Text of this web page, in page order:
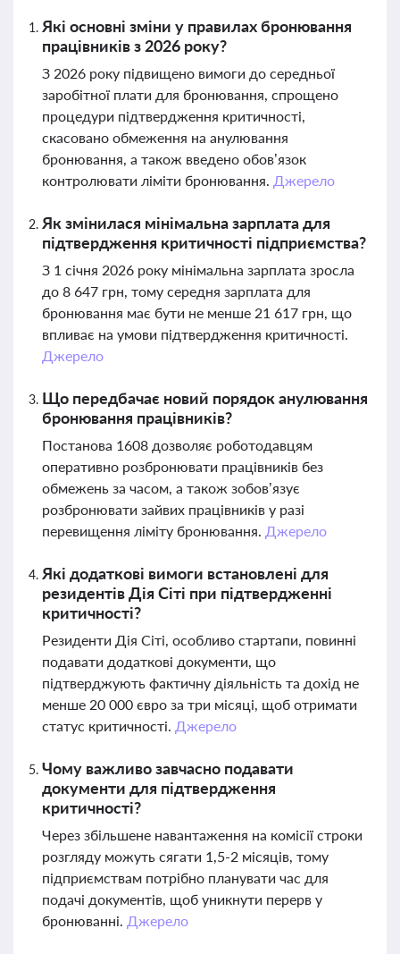
Які основні зміни у правилах бронювання
працівників з 2026 року?
З 2026 року підвищено вимоги до середньої
заробітної плати для бронювання, спрощено
процедури підтвердження критичності,
скасовано обмеження на анулювання
бронювання, а також введено обов’язок
контролювати ліміти бронювання. Джерело
Як змінилася мінімальна зарплата для
підтвердження критичності підприємства?
З 1 січня 2026 року мінімальна зарплата зросла
до 8 647 грн, тому середня зарплата для
бронювання має бути не менше 21 617 грн, що
впливає на умови підтвердження критичності.
Джерело
Що передбачає новий порядок анулювання
бронювання працівників?
Постанова 1608 дозволяє роботодавцям
оперативно розбронювати працівників без
обмежень за часом, а також зобов’язує
розбронювати зайвих працівників у разі
перевищення ліміту бронювання. Джерело
Які додаткові вимоги встановлені для
резидентів Дія Сіті при підтвердженні
критичності?
Резиденти Дія Сіті, особливо стартапи, повинні
подавати додаткові документи, що
підтверджують фактичну діяльність та дохід не
менше 20 000 євро за три місяці, щоб отримати
статус критичності. Джерело
Чому важливо завчасно подавати
документи для підтвердження
критичності?
Через збільшене навантаження на комісії строки
розгляду можуть сягати 1,5-2 місяців, тому
підприємствам потрібно планувати час для
подачі документів, щоб уникнути перерв у
бронюванні. Джерело